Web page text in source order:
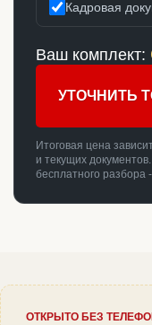
Кадровая
Ваш комплект:
УТОЧНИТЬ
Итоговая цена
и текущих
бесплатного разбора
ОТКРЫТО БЕЗ